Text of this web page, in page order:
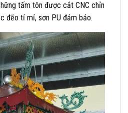
tấm tôn được cắt CNC chỉn
đẽo tỉ mỉ, sơn PU đảm bảo.